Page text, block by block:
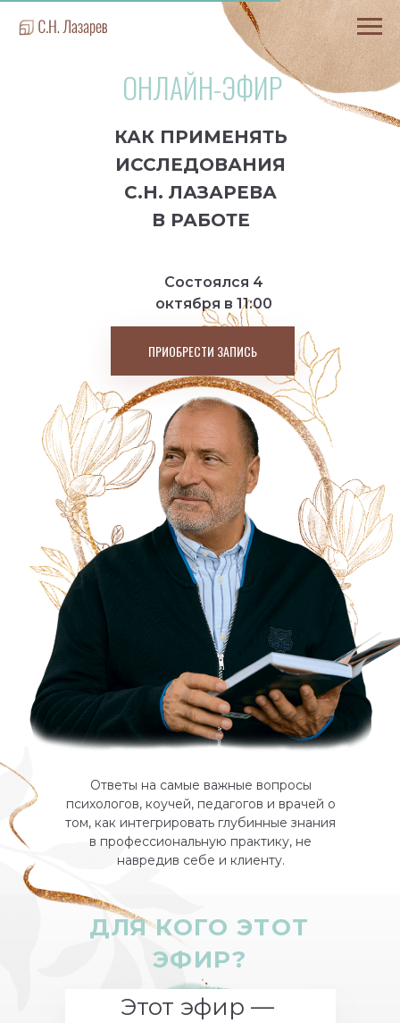
Ответы на самые важные вопросы
психологов, коучей, педагогов и врачей о
том, как интегрировать глубинные знания
в профессиональную практику, не
навредив себе и клиенту.
Состоялся 4
октября в 11:00
ОНЛАЙН-ЭФИР
ПРИОБРЕСТИ ЗАПИСЬ
КАК ПРИМЕНЯТЬ
ИССЛЕДОВАНИЯ
С.Н. ЛАЗАРЕВА
В РАБОТЕ
Этот эфир —
ДЛЯ КОГО ЭТОТ
ЭФИР?